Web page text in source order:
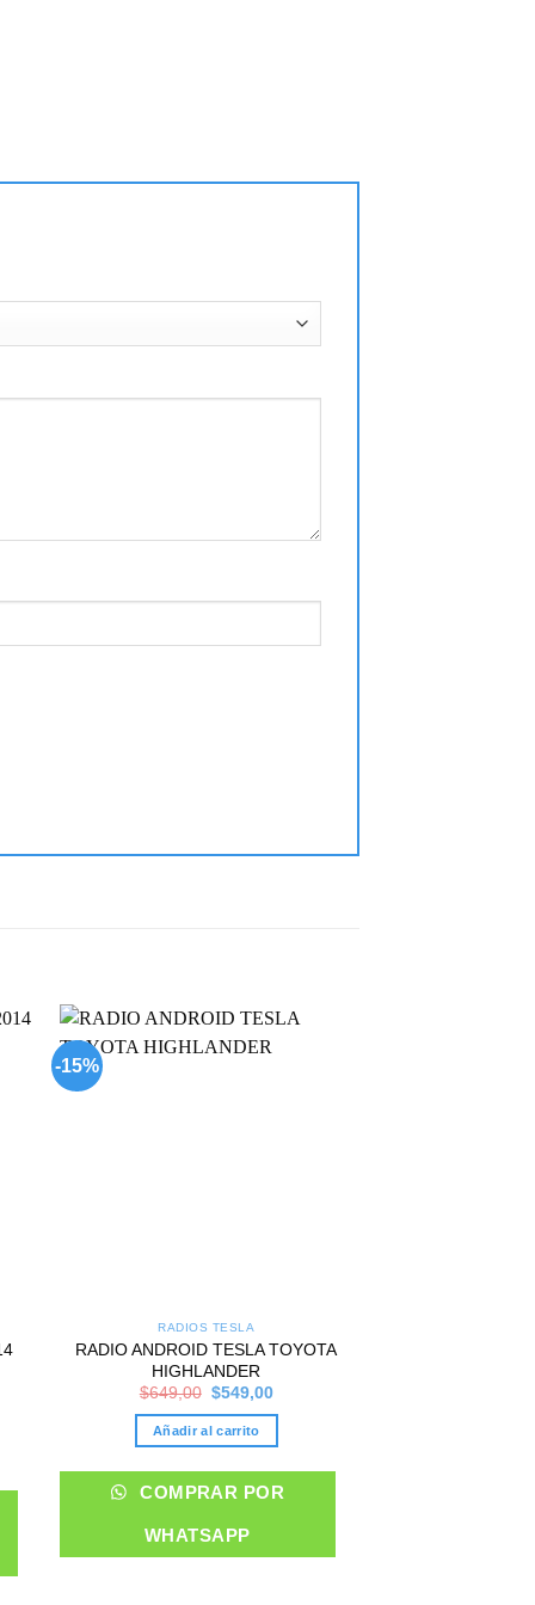
-15%
RADIOS TESLA
RADIO ANDROID TESLA TOYOTA
HIGHLANDER
$649,00 Original
was:
$649,00.
$549,00Current
is:
Añadir al carrito
COMPRAR POR
WHATSAPP